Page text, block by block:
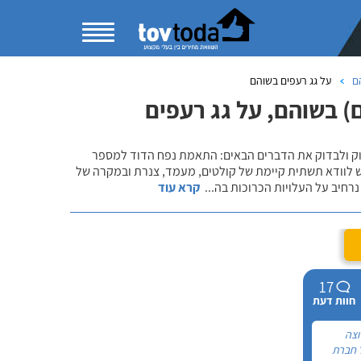
על גג רעפים בשוהם
בשוהם, על גג רעפים
ולבדוק את הדברים הבאים: התאמת נפח הדוד למספר
לוודא תשתית קיימת של קולטים, מעמד, צנרת ובמקרה של
על העלויות הכרוכות בה... קרא עוד
17
חוות דעת
חברת